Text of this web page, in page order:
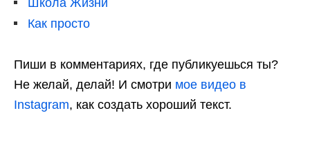
Школа Жизни
Как просто
Пиши в комментариях, где публикуешься ты?
Не желай, делай! И смотри мое видео в
Instagram, как создать хороший текст.